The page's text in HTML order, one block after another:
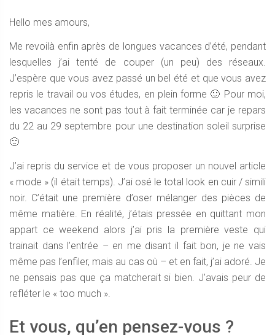
Hello mes amours,
Me revoilà enfin après de longues vacances d’été, pendant
lesquelles j’ai tenté de couper (un peu) des réseaux.
J’espère que vous avez passé un bel été et que vous avez
repris le travail ou vos études, en plein forme 🙂 Pour moi,
les vacances ne sont pas tout à fait terminée car je repars
du 22 au 29 septembre pour une destination soleil surprise
🙂
J’ai repris du service et de vous proposer un nouvel article
« mode » (il était temps). J’ai osé le total look en cuir / simili
noir. C’était une première d’oser mélanger des pièces de
même matière. En réalité, j’étais pressée en quittant mon
appart ce weekend alors j’ai pris la première veste qui
trainait dans l’entrée – en me disant il fait bon, je ne vais
même pas l’enfiler, mais au cas où – et en fait, j’ai adoré. Je
ne pensais pas que ça matcherait si bien. J’avais peur de
refléter le « too much ».
Et vous, qu’en pensez-vous ?